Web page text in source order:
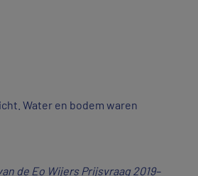
Water en bodem waren
de Eo Wijers Prijsvraag 2019–